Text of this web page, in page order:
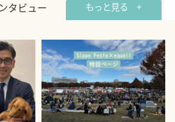
ビュー もっと見る +